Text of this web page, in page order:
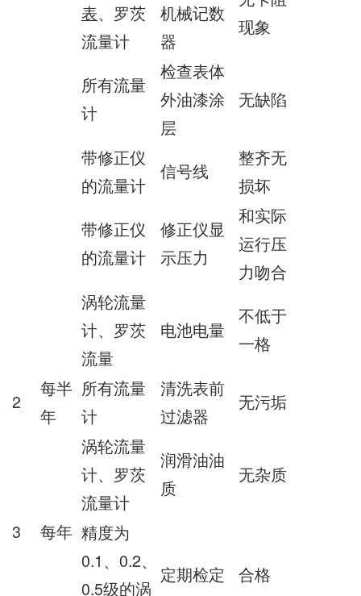
表、罗茨
流量计
机械记数
器
现象
所有流量
计
检查表体
外油漆涂
层
无缺陷
带修正仪
的流量计
信号线
整齐无
损坏
带修正仪
的流量计
修正仪显
示压力
和实际
运行压
力吻合
涡轮流量
计、罗茨
流量
电池电量
不低于
一格
2
每半
年
所有流量
计
清洗表前
过滤器
无污垢
3 每年
涡轮流量
计、罗茨
流量计
润滑油油
质
无杂质
精度为
0.1、0.2、
0.5级的涡
定期检定 合格